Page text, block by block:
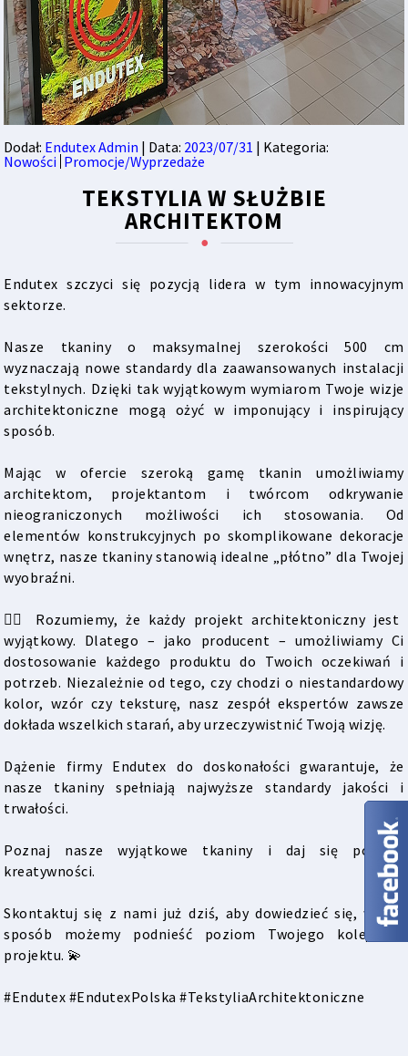
Dodał: Endutex Admin | Data: 2023/07/31 | Kategoria:
Nowości Promocje/Wyprzedaże
TEKSTYLIA W SŁUŻBIE
ARCHITEKTOM
Endutex szczyci się pozycją lidera w tym innowacyjnym
sektorze.
Nasze tkaniny o maksymalnej szerokości 500 cm
wyznaczają nowe standardy dla zaawansowanych instalacji
tekstylnych. Dzięki tak wyjątkowym wymiarom Twoje wizje
architektoniczne mogą ożyć w imponujący i inspirujący
sposób.
Mając w ofercie szeroką gamę tkanin umożliwiamy
architektom, projektantom i twórcom odkrywanie
nieograniczonych możliwości ich stosowania. Od
elementów konstrukcyjnych po skomplikowane dekoracje
wnętrz, nasze tkaniny stanowią idealne „płótno” dla Twojej
wyobraźni.
👉🏻 Rozumiemy, że każdy projekt architektoniczny jest
wyjątkowy. Dlatego – jako producent – umożliwiamy Ci
dostosowanie każdego produktu do Twoich oczekiwań i
potrzeb. Niezależnie od tego, czy chodzi o niestandardowy
kolor, wzór czy teksturę, nasz zespół ekspertów zawsze
dokłada wszelkich starań, aby urzeczywistnić Twoją wizję.
Dążenie firmy Endutex do doskonałości gwarantuje, że
nasze tkaniny spełniają najwyższe standardy jakości i
trwałości.
Poznaj nasze wyjątkowe tkaniny i daj się ponieść
kreatywności.
Skontaktuj się z nami już dziś, aby dowiedzieć się, w jaki
sposób możemy podnieść poziom Twojego kolejnego
projektu. 💫
#Endutex #EndutexPolska #TekstyliaArchitektoniczne